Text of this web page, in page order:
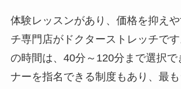
体験レッスンがあり、価格を抑え
チ専門店がドクターストレッチで
の時間は、40分～120分まで選択で
ナーを指名できる制度もあり、最